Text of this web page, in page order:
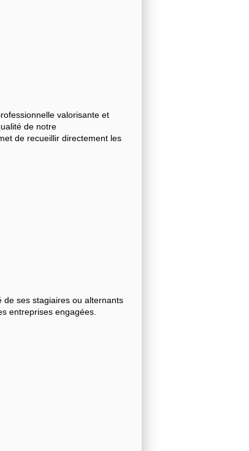
valorisante et
de notre
de recueillir directement les
de ses stagiaires ou alternants
entreprises engagées.